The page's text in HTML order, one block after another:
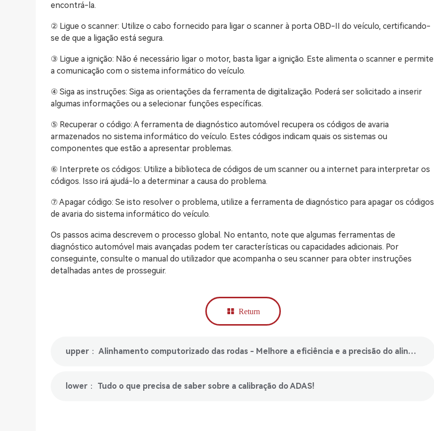
encontrá-la.
② Ligue o scanner: Utilize o cabo fornecido para ligar o scanner à porta OBD-II do veículo, certificando-
se de que a ligação está segura.
③ Ligue a ignição: Não é necessário ligar o motor, basta ligar a ignição. Este alimenta o scanner e permite
a comunicação com o sistema informático do veículo.
④ Siga as instruções: Siga as orientações da ferramenta de digitalização. Poderá ser solicitado a inserir
algumas informações ou a selecionar funções específicas.
⑤ Recuperar o código: A ferramenta de diagnóstico automóvel recupera os códigos de avaria
armazenados no sistema informático do veículo. Estes códigos indicam quais os sistemas ou
componentes que estão a apresentar problemas.
⑥ Interprete os códigos: Utilize a biblioteca de códigos de um scanner ou a internet para interpretar os
códigos. Isso irá ajudá-lo a determinar a causa do problema.
⑦ Apagar código: Se isto resolver o problema, utilize a ferramenta de diagnóstico para apagar os códigos
de avaria do sistema informático do veículo.
Os passos acima descrevem o processo global. No entanto, note que algumas ferramentas de
diagnóstico automóvel mais avançadas podem ter características ou capacidades adicionais. Por
conseguinte, consulte o manual do utilizador que acompanha o seu scanner para obter instruções
detalhadas antes de prosseguir.
Return
upper： Alinhamento computorizado das rodas - Melhore a eficiência e a precisão do alinhamento.
lower： Tudo o que precisa de saber sobre a calibração do ADAS!